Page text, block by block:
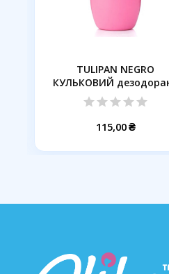
TULIPAN NEGRO
КУЛЬКОВИЙ
ПОЛУНИЧНИЙ...
115,00 ₴